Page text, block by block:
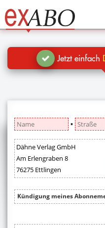
Jetzt kündigen
Blog
Hilfe
Jetzt einfach
▪